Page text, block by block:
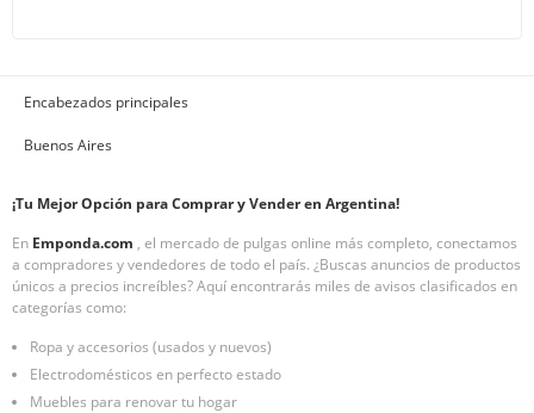
Encabezados principales
Buenos Aires
¡Tu Mejor Opción para Comprar y Vender en Argentina!
En Emponda.com , el mercado de pulgas online más completo, conectamos
a compradores y vendedores de todo el país. ¿Buscas anuncios de productos
únicos a precios increíbles? Aquí encontrarás miles de avisos clasificados en
categorías como:
Ropa y accesorios (usados y nuevos)
Electrodomésticos en perfecto estado
Muebles para renovar tu hogar